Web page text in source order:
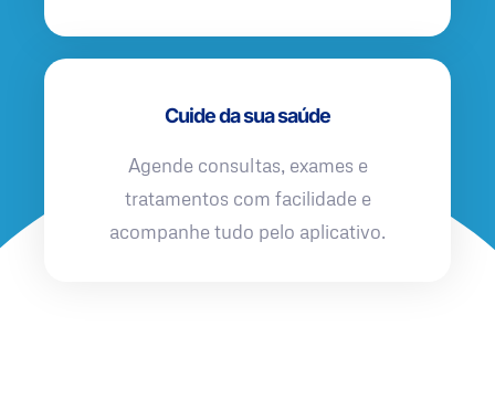
Cuide da sua saúde
Agende consultas, exames e
tratamentos com facilidade e
acompanhe tudo pelo aplicativo.